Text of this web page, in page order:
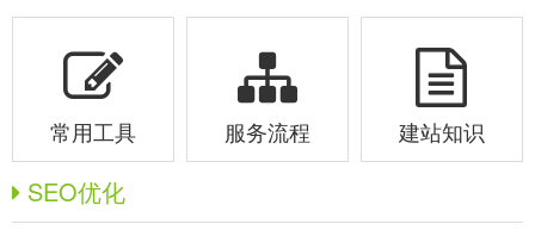
常用工具 服务流程 建站知识
SEO优化